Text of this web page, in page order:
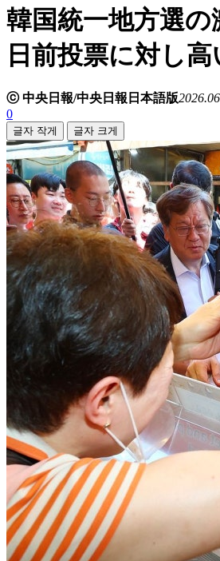
韓国統一地方選の
日前投票に対し
ⓒ 中央日報/中央日報日本語版
0
글자 작게 글자 크게